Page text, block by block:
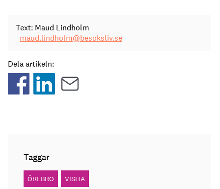
Text: Maud Lindholm
maud.lindholm@besoksliv.se
Dela artikeln:
Taggar
ÖREBRO VISITA